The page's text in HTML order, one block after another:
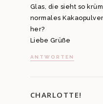
Glas, die sieht so
normales
her?
Liebe Grüße
ANTWORTEN
CHARLOTTE!